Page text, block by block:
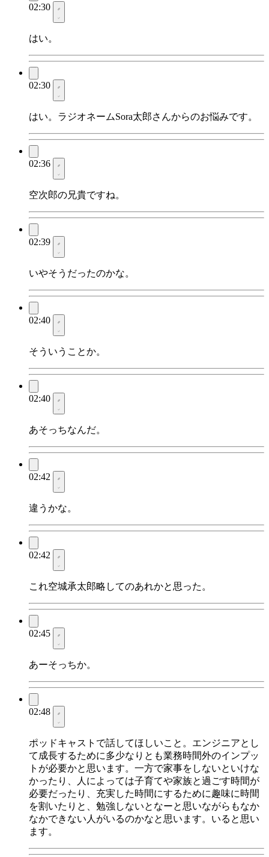
02:30
はい。
02:30
はい。ラジオネームSora太郎さんからのお悩みです。
02:36
空次郎の兄貴ですね。
02:39
いやそうだったのかな。
02:40
そういうことか。
02:40
あそっちなんだ。
02:42
違うかな。
02:42
これ空城承太郎略してのあれかと思った。
02:45
あーそっちか。
02:48
ポッドキャストで話してほしいこと。エンジニアとし
て成長するために多少なりとも業務時間外のインプッ
トが必要かと思います。一方で家事をしないといけな
かったり、人によっては子育てや家族と過ごす時間が
必要だったり、充実した時間にするために趣味に時間
を割いたりと、勉強しないとなーと思いながらもなか
なかできない人がいるのかなと思います。いると思い
ます。